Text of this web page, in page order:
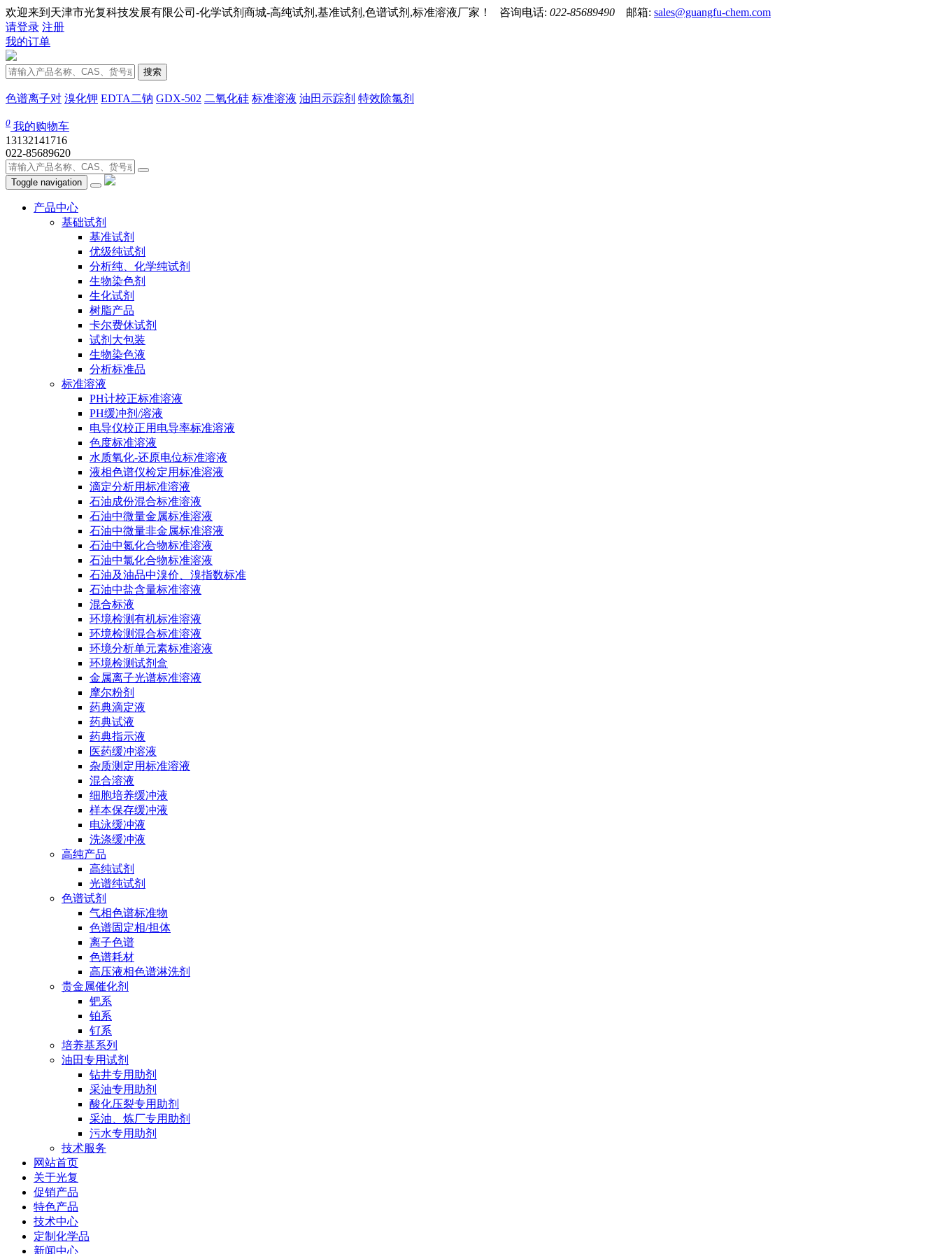
欢迎来到天津市光复科技发展有限公司-化学试剂商城-高纯试剂,基准试剂,色谱试剂,标准溶液厂家！ 咨询电话: 022-85689490 邮箱: sales@guangfu-chem.com
请登录 注册
我的订单
搜索
色谱离子对 溴化钾 EDTA二钠 GDX-502 二氧化硅 标准溶液 油田示踪剂 特效除氯剂
0 我的购物车
13132141716
022-85689620
Toggle navigation
产品中心
基础试剂
基准试剂
优级纯试剂
分析纯、化学纯试剂
生物染色剂
生化试剂
树脂产品
卡尔费休试剂
试剂大包装
生物染色液
分析标准品
标准溶液
PH计校正标准溶液
PH缓冲剂/溶液
电导仪校正用电导率标准溶液
色度标准溶液
水质氧化-还原电位标准溶液
液相色谱仪检定用标准溶液
滴定分析用标准溶液
石油成份混合标准溶液
石油中微量金属标准溶液
石油中微量非金属标准溶液
石油中氮化合物标准溶液
石油中氯化合物标准溶液
石油及油品中溴价、溴指数标准
石油中盐含量标准溶液
混合标液
环境检测有机标准溶液
环境检测混合标准溶液
环境分析单元素标准溶液
环境检测试剂盒
金属离子光谱标准溶液
摩尔粉剂
药典滴定液
药典试液
药典指示液
医药缓冲溶液
杂质测定用标准溶液
混合溶液
细胞培养缓冲液
样本保存缓冲液
电泳缓冲液
洗涤缓冲液
高纯产品
高纯试剂
光谱纯试剂
色谱试剂
气相色谱标准物
色谱固定相/担体
离子色谱
色谱耗材
高压液相色谱淋洗剂
贵金属催化剂
钯系
铂系
钌系
培养基系列
油田专用试剂
钻井专用助剂
采油专用助剂
酸化压裂专用助剂
采油、炼厂专用助剂
污水专用助剂
技术服务
网站首页
关于光复
促销产品
特色产品
技术中心
定制化学品
新闻中心